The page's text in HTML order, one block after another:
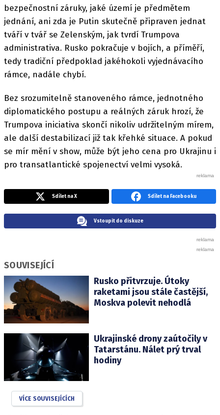
bezpečnostní záruky, jaké území je předmětem
jednání, ani zda je Putin skutečně připraven jednat
tváří v tvář se Zelenským, jak tvrdí Trumpova
administrativa. Rusko pokračuje v bojích, a příměří,
tedy tradiční předpoklad jakéhokoli vyjednávacího
rámce, nadále chybí.
Bez srozumitelně stanoveného rámce, jednotného
diplomatického postupu a reálných záruk hrozí, že
Trumpova iniciativa skončí nikoliv udržitelným mírem,
ale další destabilizací již tak křehké situace. A pokud
se mír mění v show, může být jeho cena pro Ukrajinu i
pro transatlantické spojenectví velmi vysoká.
Sdílet na X Sdílet na Facebooku
Vstoupit do diskuze
SOUVISEJÍCÍ
Rusko přitvrzuje. Útoky
raketami jsou stále častější,
Moskva polevit nehodlá
Ukrajinské drony zaútočily v
Tatarstánu. Nálet prý trval
hodiny
VÍCE SOUVISEJÍCÍCH